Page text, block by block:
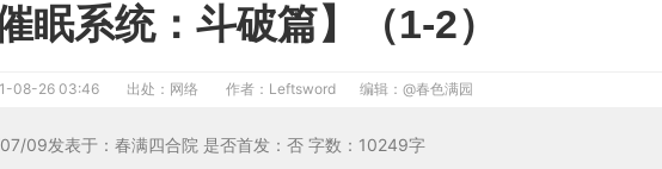
眠系统：斗破篇】（1-2）
08-26 03:46 出处：网络 作者：Leftsword 编辑： @春色满园
09发表于：春满四合院 是否首发：否 字数：10249字